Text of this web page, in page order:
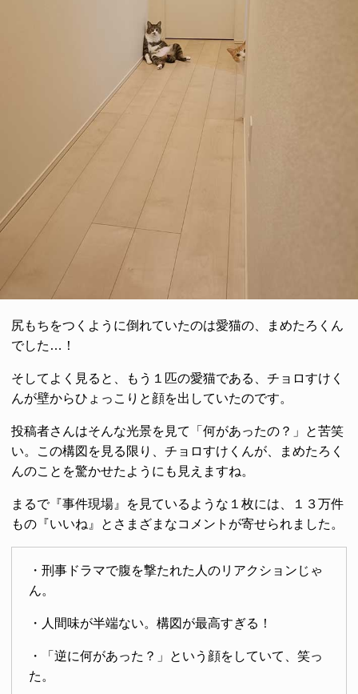
尻もちをつくように倒れていたのは愛猫の、まめたろくん
でした…！
そしてよく見ると、もう１匹の愛猫である、チョロすけく
んが壁からひょっこりと顔を出していたのです。
投稿者さんはそんな光景を見て「何があったの？」と苦笑
い。この構図を見る限り、チョロすけくんが、まめたろく
んのことを驚かせたようにも見えますね。
まるで『事件現場』を見ているような１枚には、１３万件
もの『いいね』とさまざまなコメントが寄せられました。
・刑事ドラマで腹を撃たれた人のリアクションじゃ
ん。
・人間味が半端ない。構図が最高すぎる！
・「逆に何があった？」という顔をしていて、笑っ
た。